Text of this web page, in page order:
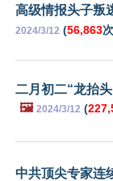
高级情报头子叛
2024/3/12 (56,863
二月初二“龙抬
🖼️ 2024/3/12 (
中共顶尖专家连